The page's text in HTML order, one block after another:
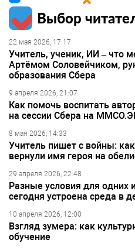
Выбор
22 мая 2026, 17:17
Учитель, ученик, ИИ – что
Артёмом Соловейчиком,
образования Сбера
9 апреля 2026, 21:07
Как помочь воспитать
на сессии Сбера на
8 мая 2026, 14:33
Учитель пишет с войны:
вернули имя героя на
29 апреля 2026, 22:48
Разные условия для одних
сегодня устроена среда в
10 апреля 2026, 12:00
Взгляд зумера: как
обучение